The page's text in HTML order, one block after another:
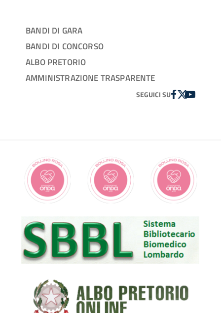
BANDI DI GARA
BANDI DI CONCORSO
ALBO PRETORIO
AMMINISTRAZIONE TRASPARENTE
SEGUICI SUFACEBOOK
TWITTER
YOUTUBE